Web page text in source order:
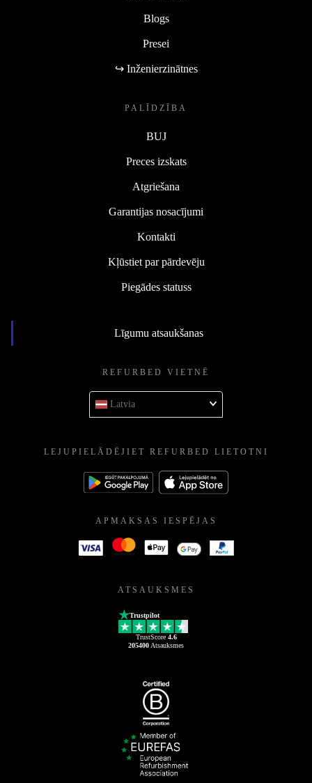
Blogs
Presei
↪ Inženierzinātnes
PALĪDZĪBA
BUJ
Preces izskats
Atgriešana
Garantijas nosacījumi
Kontakti
Kļūstiet par pārdevēju
Piegādes statuss
Līgumu atsaukšanas
REFURBED VIETNĒ
Latvia
LEJUPIELĀDĒJIET REFURBED LIETOTNI
APMAKSAS IESPĒJAS
ATSAUKSMES
Trustpilot
TrustScore 4.6
205400 Atsauksmes